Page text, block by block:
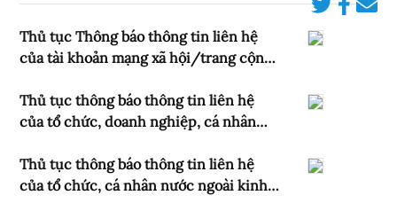
Thủ tục Thông báo thông tin liên hệ
của tài khoản mạng xã hội/trang cộng
đồng của cơ quan báo chí
Thủ tục thông báo thông tin liên hệ
của tổ chức, doanh nghiệp, cá nhân
biên giới vào Việt Nam
Thủ tục thông báo thông tin liên hệ
của tổ chức, cá nhân nước ngoài kinh